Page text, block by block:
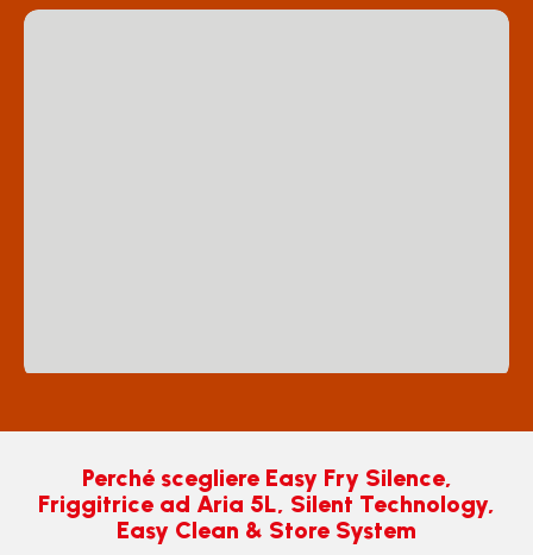
Perché scegliere Easy Fry Silence,
Friggitrice ad Aria 5L, Silent Technology,
Easy Clean & Store System